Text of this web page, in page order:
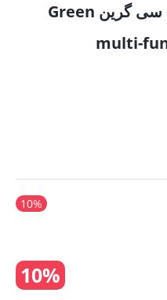
هاب چندکاره 12 در 1 تایپ سی گرین Green
multi-
10%
10%